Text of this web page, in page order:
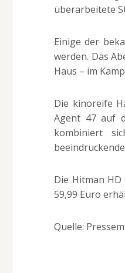
überarbeitete
Einige der
werden. Das
Haus – im
Die kinoreife
Agent 47 auf
kombiniert
Die Hitman
59,99 Euro
Quelle: